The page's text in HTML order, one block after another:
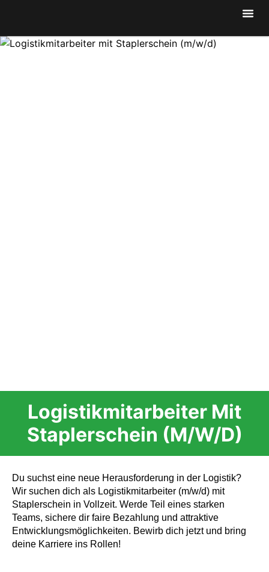
Logistikmitarbeiter Mit
Staplerschein (m/w/d)
Du suchst eine neue Herausforderung in der Logistik?
Wir suchen dich als Logistikmitarbeiter (m/w/d) mit
Staplerschein in Vollzeit. Werde Teil eines starken
Teams, sichere dir faire Bezahlung und attraktive
Entwicklungsmöglichkeiten. Bewirb dich jetzt und bring
deine Karriere ins Rollen!